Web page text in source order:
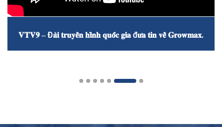
𝐕𝐓𝐕𝟗 – Đ𝐚̀𝐢 𝐭𝐫𝐮𝐲𝐞̂̀𝐧 𝐡𝐢̀𝐧𝐡 𝐪𝐮𝐨̂́𝐜 𝐠𝐢𝐚 đ𝐮̛𝐚 𝐭𝐢𝐧 𝐯𝐞̂̀ 𝐆𝐫𝐨𝐰𝐦𝐚𝐱.